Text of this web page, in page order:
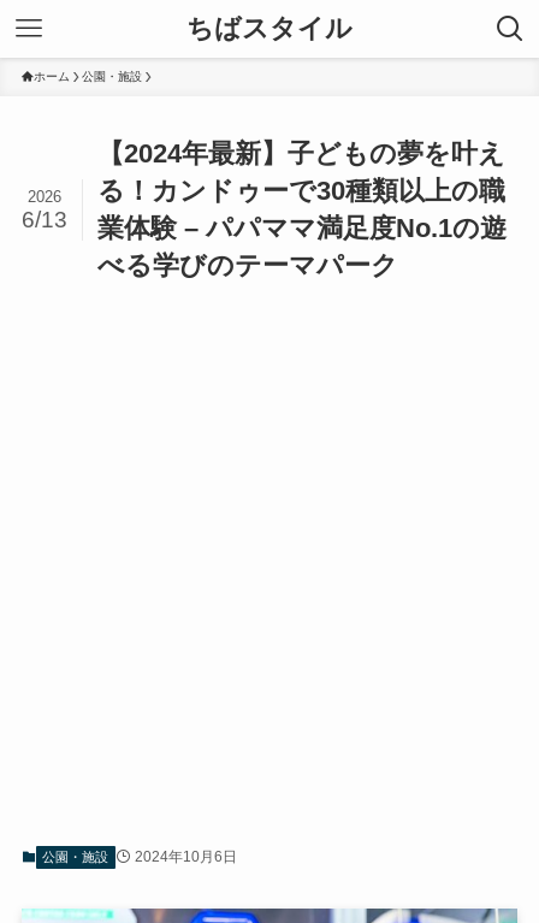
ちばスタイル
ホーム 公園・施設
【2024年最新】子どもの夢を叶え
る！カンドゥーで30種類以上の職
業体験 – パパママ満足度No.1の遊
べる学びのテーマパーク
2026
6/13
公園・施設 2024年10月6日